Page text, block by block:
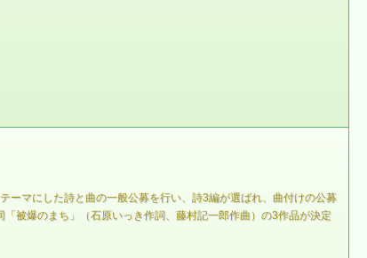
ーマにした詩と曲の一般公募を行い、詩3編が選ばれ、曲付けの公募
被爆のまち」（石原いっき作詞、藤村記一郎作曲）の3作品が決定